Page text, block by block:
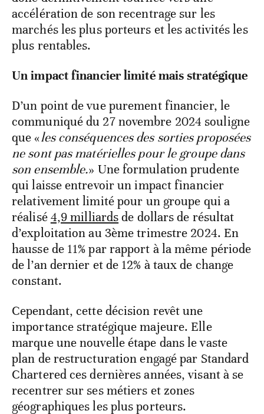
accélération de son recentrage sur les
marchés les plus porteurs et les activités les
plus rentables.
Un impact financier limité mais stratégique
D’un point de vue purement financier, le
communiqué du 27 novembre 2024 souligne
que «les conséquences des sorties proposées
ne sont pas matérielles pour le groupe dans
son ensemble.» Une formulation prudente
qui laisse entrevoir un impact financier
relativement limité pour un groupe qui a
réalisé4,9 milliardsde dollars de résultat
d’exploitation au 3ème trimestre 2024. En
hausse de 11% par rapport à la même période
de l’an dernier et de 12% à taux de change
constant.
Cependant, cette décision revêt une
importance stratégique majeure. Elle
marque une nouvelle étape dans le vaste
plan de restructuration engagé par Standard
Chartered ces dernières années, visant à se
recentrer sur ses métiers et zones
géographiques les plus porteurs.